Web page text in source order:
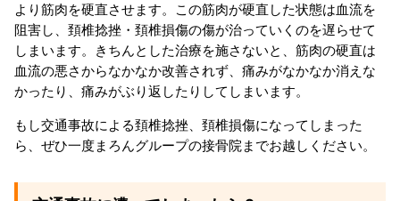
より筋肉を硬直させます。この筋肉が硬直した状態は血流を
阻害し、頚椎捻挫・頚椎損傷の傷が治っていくのを遅らせて
しまいます。きちんとした治療を施さないと、筋肉の硬直は
血流の悪さからなかなか改善されず、痛みがなかなか消えな
かったり、痛みがぶり返したりしてしまいます。
もし交通事故による頚椎捻挫、頚椎損傷になってしまった
ら、ぜひ一度まろんグループの接骨院までお越しください。